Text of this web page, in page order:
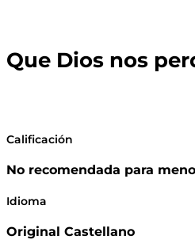
Que Dios nos
Calificación
No recomendada para
Idioma
Original Castellano